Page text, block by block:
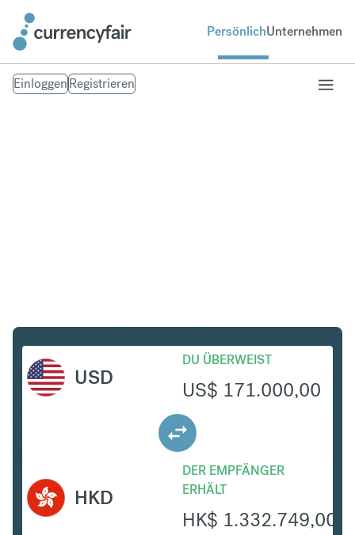
PersönlichUnternehmen
EinloggenRegistrieren
USD
DU ÜBERWEIST
US$ 171.000,00
DER EMPFÄNGER
ERHÄLT
HK$ 1.332.749,00
HKD